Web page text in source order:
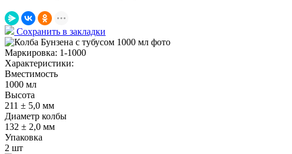
Сохранить в закладки
Маркировка: 1-1000
Характеристики:
Вместимость
1000 мл
Высота
211 ± 5,0 мм
Диаметр колбы
132 ± 2,0 мм
Упаковка
2 шт